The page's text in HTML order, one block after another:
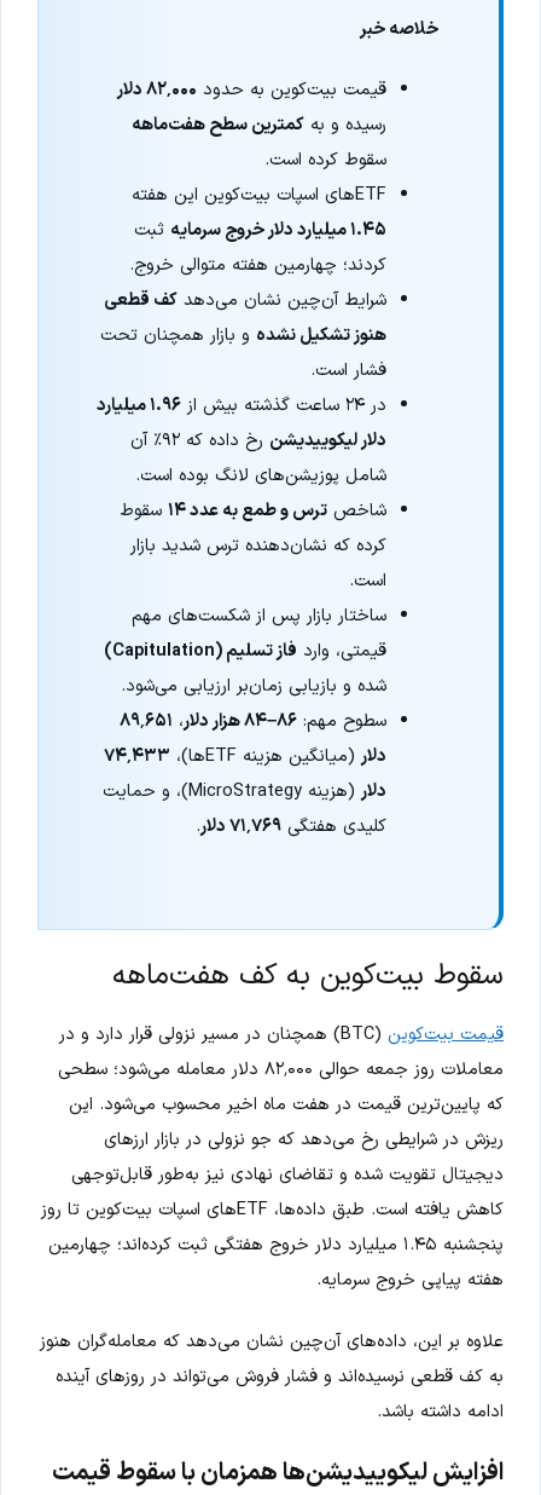
خلاصه خبر
قیمت بیت‌کوین به حدود ۸۲٬۰۰۰ دلار
رسیده و بهکمترین سطح هفت‌ماهه
سقوط کرده است.
ETFهای اسپات بیت‌کوین این هفته
۱.۴۵ میلیارد دلار خروج سرمایه
ثبت
کردند؛ چهارمین هفته متوالی خروج.
شرایط آن‌چین نشان می‌دهدکف قطعی
هنوز تشکیل نشده و بازار همچنان تحت
فشار است.
در ۲۴ ساعت گذشته بیش از
۱.۹۶ میلیارد
دلار لیکوییدیشن
رخ داده که ۹۲٪ آن
شامل پوزیشن‌های لانگ بوده است.
شاخصترس و طمع به عدد ۱۴
سقوط
کرده که نشان‌دهنده ترس شدید بازار
است.
ساختار بازار پس از شکست‌های مهم
قیمتی، وارد فاز تسلیم (Capitulation)
شده و بازیابی زمان‌بر ارزیابی می‌شود.
سطوح مهم:۸۶–۸۴ هزار دلار ، ۸۹٬۶۵۱
دلار(میانگین هزینه ETFها)،
۷۴٬۴۳۳
دلار
(هزینه MicroStrategy)، و حمایت
کلیدی هفتگی۷۱٬۷۶۹ دلار .
سقوط بیت‌کوین به کف هفت‌ماهه
قیمت بیت‌کوین
(BTC) همچنان در مسیر نزولی قرار دارد و در
معاملات روز جمعه حوالی ۸۲٬۰۰۰ دلار معامله می‌شود؛ سطحی
که پایین‌ترین قیمت در هفت ماه اخیر محسوب می‌شود. این
ریزش در شرایطی رخ می‌دهد که جو نزولی در بازار ارزهای
دیجیتال تقویت شده و تقاضای نهادی نیز به‌طور قابل‌توجهی
کاهش یافته است. طبق داده‌ها، ETFهای اسپات بیت‌کوین تا روز
پنجشنبه ۱.۴۵ میلیارد دلار خروج هفتگی ثبت کرده‌اند؛ چهارمین
هفته پیاپی خروج سرمایه.
علاوه بر این، داده‌های آن‌چین نشان می‌دهد که معامله‌گران هنوز
به کف قطعی نرسیده‌اند و فشار فروش می‌تواند در روزهای آینده
ادامه داشته باشد.
افزایش لیکوییدیشن‌ها همزمان با سقوط قیمت